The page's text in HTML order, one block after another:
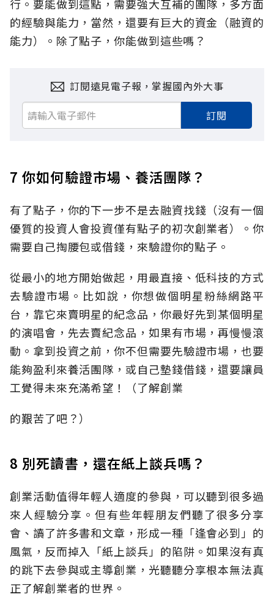
行。要能做到這點，需要強大互補的團隊，多方面
的經驗與能力，當然，還要有巨大的資金（融資的
能力）。除了點子，你能做到這些嗎？
訂閱遠見電子報，掌握國內外大事
訂閱
7 你如何驗證市場、養活團隊？
有了點子，你的下一步不是去融資找錢（沒有一個
優質的投資人會投資僅有點子的初次創業者）。你
需要自己掏腰包或借錢，來驗證你的點子。
從最小的地方開始做起，用最直接、低科技的方式
去驗證市場。比如說，你想做個明星粉絲網路平
台，靠它來賣明星的紀念品，你最好先到某個明星
的演唱會，先去賣紀念品，如果有市場，再慢慢滾
動。拿到投資之前，你不但需要先驗證市場，也要
能夠盈利來養活團隊，或自己墊錢借錢，還要讓員
工覺得未來充滿希望！（了解創業
的艱苦了吧？）
8 別死讀書，還在紙上談兵嗎？
創業活動值得年輕人適度的參與，可以聽到很多過
來人經驗分享。但有些年輕朋友們聽了很多分享
會、讀了許多書和文章，形成一種「逢會必到」的
風氣，反而掉入「紙上談兵」的陷阱。如果沒有真
的跳下去參與或主導創業，光聽聽分享根本無法真
正了解創業者的世界。